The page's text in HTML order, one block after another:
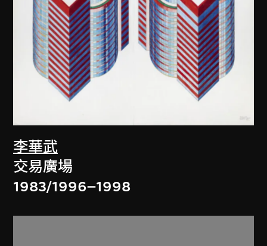
李華武
交易廣場
1983/1996–1998